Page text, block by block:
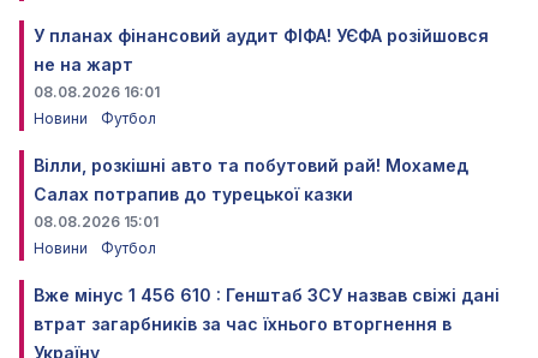
У планах фінансовий аудит ФІФА! УЄФА розійшовся
не на жарт
08.08.2026 16:01
Новини
Футбол
Вілли, розкішні авто та побутовий рай! Мохамед
Салах потрапив до турецької казки
08.08.2026 15:01
Новини
Футбол
Вже мінус 1 456 610 : Генштаб ЗСУ назвав свіжі дані
втрат загарбників за час їхнього вторгнення в
Україну